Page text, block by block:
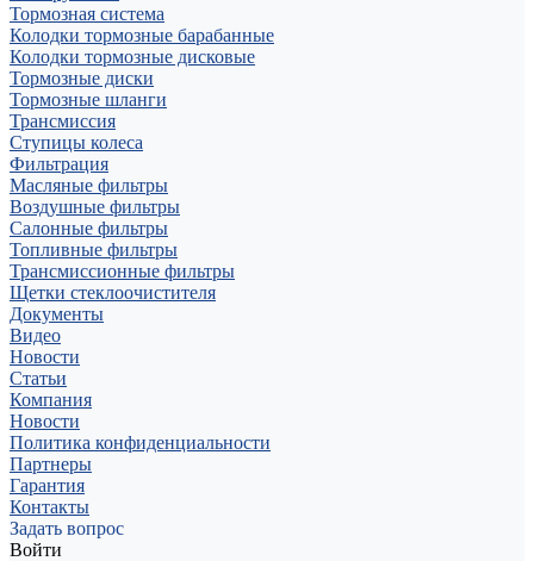
Тормозная система
Колодки тормозные барабанные
Колодки тормозные дисковые
Тормозные диски
Тормозные шланги
Трансмиссия
Ступицы колеса
Фильтрация
Масляные фильтры
Воздушные фильтры
Салонные фильтры
Топливные фильтры
Трансмиссионные фильтры
Щетки стеклоочистителя
Документы
Видео
Новости
Статьи
Компания
Новости
Политика конфиденциальности
Партнеры
Гарантия
Контакты
Задать вопрос
Войти